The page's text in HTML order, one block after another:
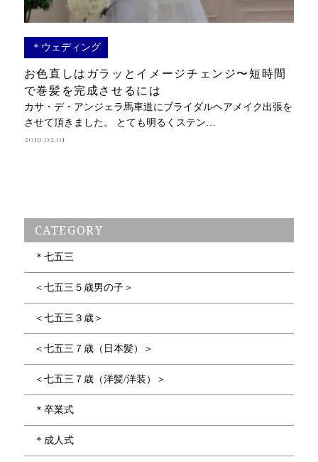
＊ウェディング
お色直しはガラッとイメージチェンジ〜短時間
で巻髪を完成させるには
カサ・デ・アンジェラ馬車道にブライダルヘアメイク出張を
させて頂きました。 とても明るくステン…
2019.02.01
CATEGORY
＊七五三
＜七五三５歳男の子＞
＜七五三３歳＞
＜七五三７歳（日本髪）＞
＜七五三７歳（洋髪/洋装）＞
＊卒業式
＊成人式